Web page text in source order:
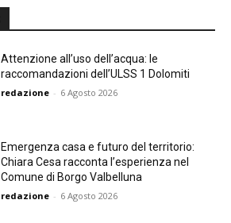
Attenzione all’uso dell’acqua: le
raccomandazioni dell’ULSS 1 Dolomiti
redazione - 6 Agosto 2026
Emergenza casa e futuro del territorio:
Chiara Cesa racconta l’esperienza nel
Comune di Borgo Valbelluna
redazione - 6 Agosto 2026